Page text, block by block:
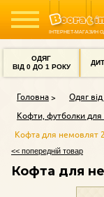
ІНТЕРНЕТ-МАГАЗИН
ОДЯГ
ВІД 0 ДО 1 РОКУ
Головна
Одяг
Кофти, футболки
Кофта для немовлят
<< попередній товар
Кофта для